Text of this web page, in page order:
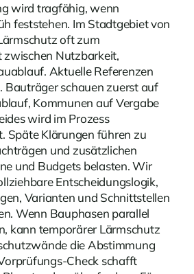
wird tragfähig, wenn
feststehen. Im Stadtgebiet von
oft zum
Nutzbarkeit,
AktuelleReferenzen
Bauträger schauen zuerst auf
Kommunen auf Vergabe
wird im Prozess
Späte Klärungen führen zu
und zusätzlichen
und Budgets belasten. Wir
Entscheidungslogik,
Varianten und Schnittstellen
Wenn Bauphasen parallel
kann temporärer Lärmschutz
die Abstimmung
Check schafft